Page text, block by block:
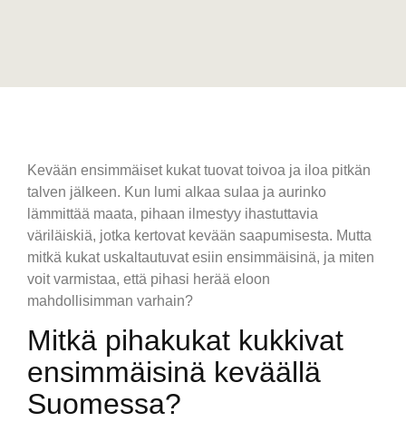
Kevään ensimmäiset kukat tuovat toivoa ja iloa pitkän
talven jälkeen. Kun lumi alkaa sulaa ja aurinko
lämmittää maata, pihaan ilmestyy ihastuttavia
väriläiskiä, jotka kertovat kevään saapumisesta. Mutta
mitkä kukat uskaltautuvat esiin ensimmäisinä, ja miten
voit varmistaa, että pihasi herää eloon
mahdollisimman varhain?
Mitkä pihakukat kukkivat
ensimmäisinä keväällä
Suomessa?